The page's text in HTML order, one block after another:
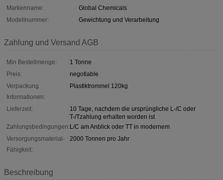
Markenname:
Global Chemicals
Modellnummer:
Gewichtung und Verarbeitung
Zahlung und Versand AGB
Min Bestellmenge:
1 Tonne
Preis:
negotiable
Verpackung
Informationen:
Plastiktrommel 120kg
Lieferzeit:
10 Tage, nachdem die ursprüngliche L-/C oder
T-/Tzahlung erhalten worden ist
Zahlungsbedingungen:L/C am Anblick oder TT in modernem
Versorgungsmaterial-
Fähigkeit:
2000 Tonnen pro Jahr
Beschreibung